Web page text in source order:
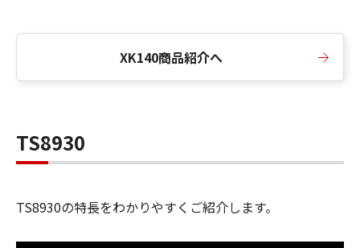
XK140商品紹介へ
TS8930
TS8930の特長をわかりやすくご紹介します。